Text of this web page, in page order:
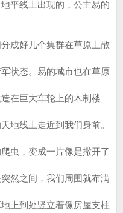
平线上出现的，公主易的
成好几个集群在草原上散
状态。易的城市也在草原
在巨大车轮上的木制楼
地线上走近到我们身前。
虫，变成一片像是撒开了
然之间，我们周围就布满
上到处竖立着像房屋支柱